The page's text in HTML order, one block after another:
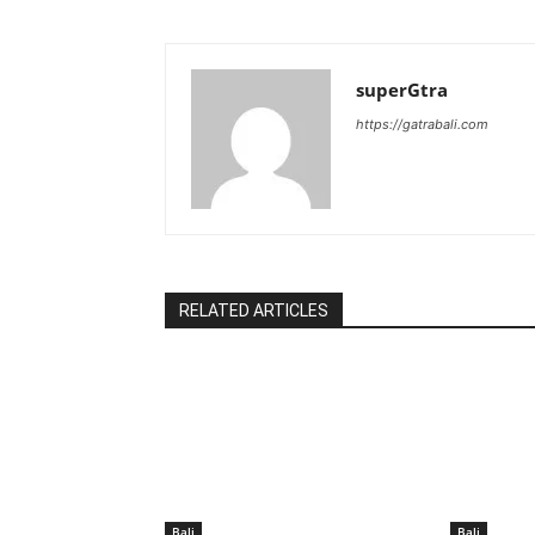
superGtra
https://gatrabali.com
RELATED ARTICLES
Bali Bali